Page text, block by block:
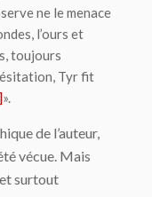
ne le menace
l’ours et
toujours
Tyr fit
».
de l’auteur,
vécue. Mais
surtout